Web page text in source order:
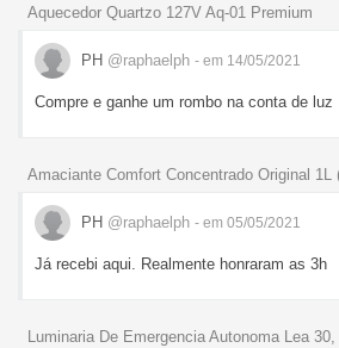
Aquecedor Quartzo 127V Aq-01 Premium
PH @raphaelph - em 14/05/2021
Compre e ganhe um rombo na conta de luz
Amaciante Comfort Concentrado Original 1L
PH @raphaelph - em 05/05/2021
Já recebi aqui. Realmente honraram as 3h
Luminaria De Emergencia Autonoma Lea